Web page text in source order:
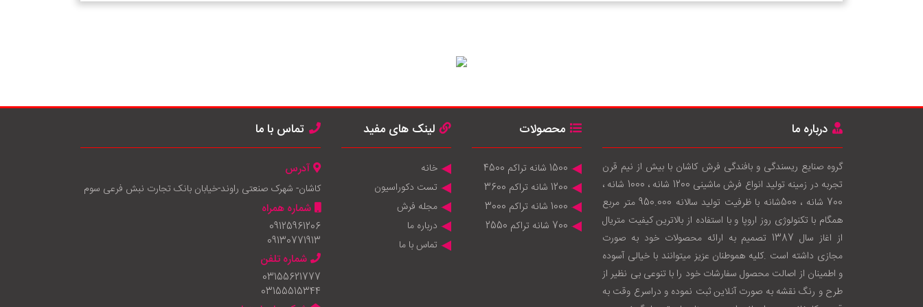
درباره ما
گروه صنایع ریسندگی و بافندگی فرش کاشان با بيش از نيم قرن
تجربه در زمينه توليد انواع فرش ماشینی 1200 شانه ، 1000 شانه ،
700 شانه ، 500شانه با ظرفيت توليد سالانه 950.000 متر مربع
همگام با تکنولوژی روز اروپا و با استفاده از بالاترين کيفيت متريال
از اغاز سال 1387 تصميم به ارائه محصولات خود به صورت
مجازی داشته است .کليه هموطنان عزيز ميتوانند با خيالی آسوده
و اطمينان از اصالت محصول سفارشات خود را با تنوعی بی نظير از
طرح و رنگ نقشه به صورت آنلاين ثبت نموده و دراسرع وقت به
محصولات
1500 شانه تراکم 4500
1200 شانه تراکم 3600
1000 شانه تراکم 3000
700 شانه تراکم 2550
لینک های مفید
خانه
تست دکوراسیون
مجله فرش
درباره ما
تماس با ما
تماس با ما
آدرس
کاشان- شهرک صنعتی راوند-خیابان بانک تجارت نبش فرعی سوم
شماره همراه
09125961206
09130771913
شماره تلفن
03155621777
03155515344